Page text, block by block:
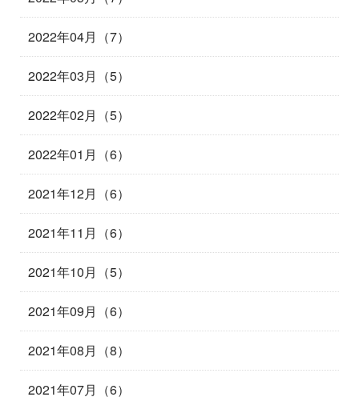
2022年04月（7）
2022年03月（5）
2022年02月（5）
2022年01月（6）
2021年12月（6）
2021年11月（6）
2021年10月（5）
2021年09月（6）
2021年08月（8）
2021年07月（6）